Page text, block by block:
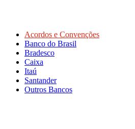
Acordos e Convenções
Banco do Brasil
Bradesco
Caixa
Itaú
Santander
Outros Bancos